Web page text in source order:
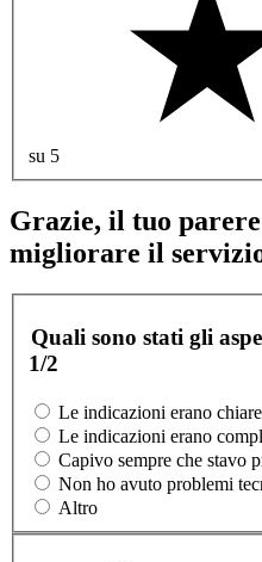
su 5
Grazie, il tuo
migliorare il
Quali sono stati gli
1/2
Le indicazioni erano chiare
Le indicazioni erano
Capivo sempre che stavo
Non ho avuto problemi
Altro